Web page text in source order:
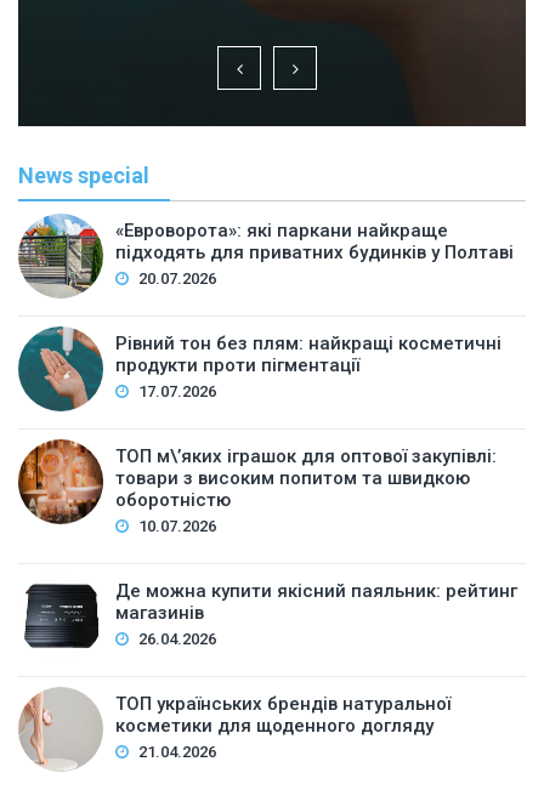
News special
«Евроворота»: які паркани найкраще
підходять для приватних будинків у Полтаві
20.07.2026
Рівний тон без плям: найкращі косметичні
продукти проти пігментації
17.07.2026
ТОП м\’яких іграшок для оптової закупівлі:
товари з високим попитом та швидкою
оборотністю
10.07.2026
Де можна купити якісний паяльник: рейтинг
магазинів
26.04.2026
ТОП українських брендів натуральної
косметики для щоденного догляду
21.04.2026